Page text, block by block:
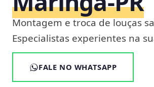
Montagem e troca de louças
Especialistas experientes na
FALE NO WHATSAPP